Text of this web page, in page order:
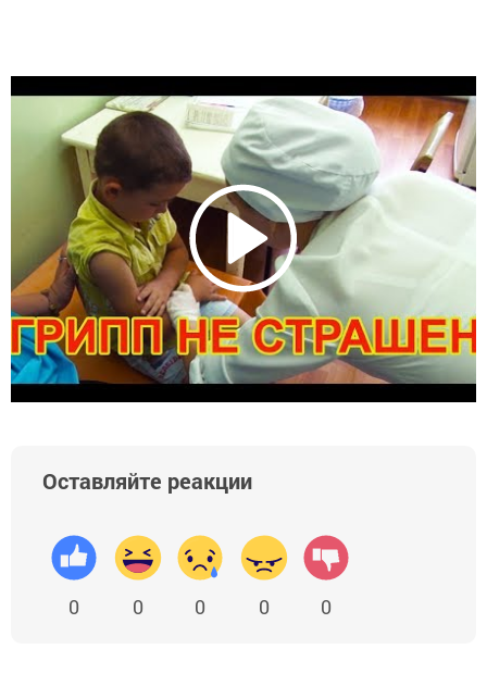
Оставляйте реакции
0 0 0 0 0